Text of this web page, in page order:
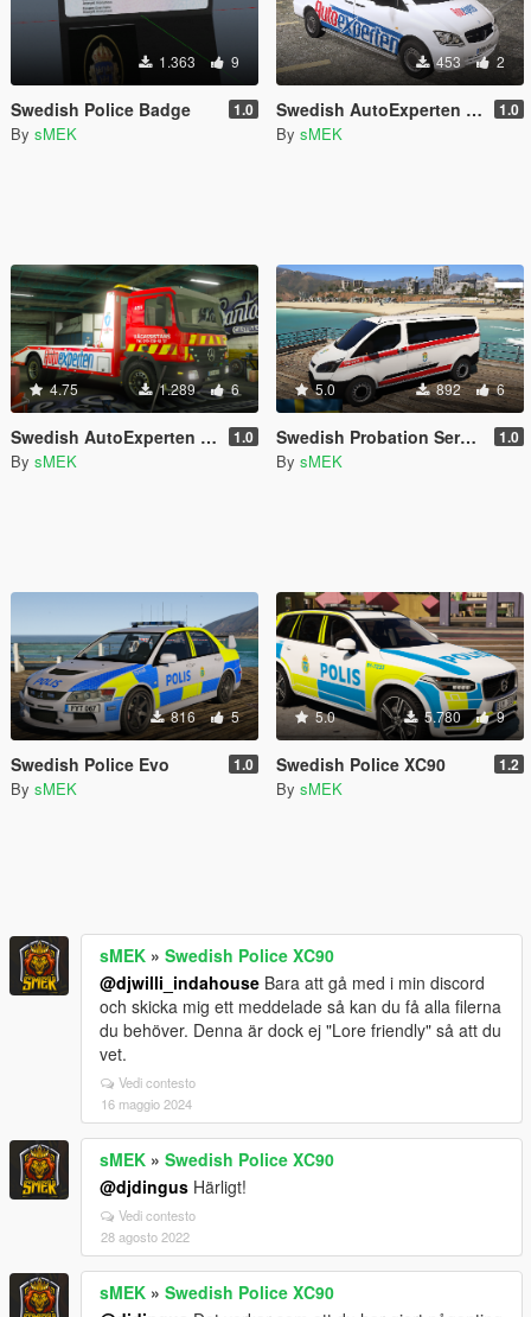
1.363 9
Swedish Police Badge 1.0
By sMEK
453 2
Swedish AutoExperten Mercedes Vito REPLACE [ELS] 1.0
By sMEK
4.75 1.289 6
Swedish AutoExperten Flatbed REPLACE [ELS] 1.0
By sMEK
5.0 892 6
Swedish Probation Service [Kriminalvården] 1.0
By sMEK
816 5
Swedish Police Evo 1.0
By sMEK
5.0 5.780 9
Swedish Police XC90 1.2
By sMEK
sMEK » Swedish Police XC90
@djwilli_indahouse Bara att gå med i min discord
och skicka mig ett meddelade så kan du få alla filerna
du behöver. Denna är dock ej "Lore friendly" så att du
vet.
Vedi contesto
16 maggio 2024
sMEK » Swedish Police XC90
@djdingus Härligt!
Vedi contesto
28 agosto 2022
sMEK » Swedish Police XC90